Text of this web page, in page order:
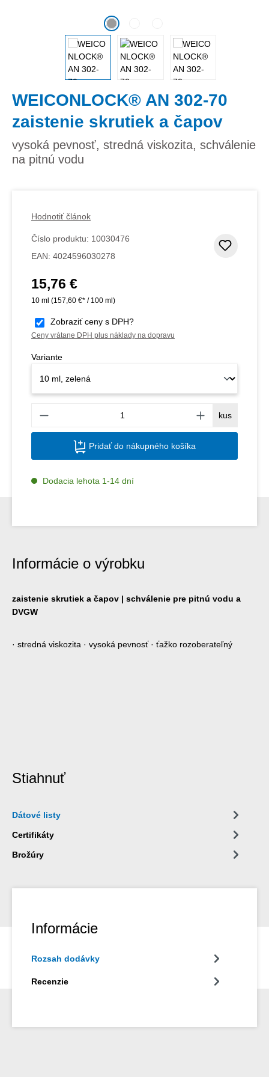
WEICONLOCK® AN 302-70
zaistenie skrutiek a čapov
vysoká pevnosť, stredná viskozita, schválenie
na pitnú vodu
Hodnotiť článok
Číslo produktu: 10030476
EAN: 4024596030278
Bežná cena:
15,76 €
10 ml (157,60 €* / 100 ml)
Zobraziť ceny s DPH?
Ceny vrátane DPH plus náklady na dopravu
Variante
kus
Pridať do nákupného košíka
Dodacia lehota 1-14 dní
Informácie o výrobku
zaistenie skrutiek a čapov | schválenie pre pitnú vodu a
DVGW
· stredná viskozita · vysoká pevnosť · ťažko rozoberateľný
Stiahnuť
Dátové listy
Certifikáty
Brožúry
Informácie
Rozsah dodávky
Recenzie